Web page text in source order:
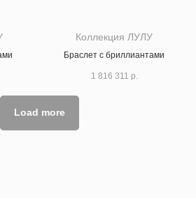
Коллекция ЛУЛУ
Браслет с бриллиантами
1 816 311 р.
Load more